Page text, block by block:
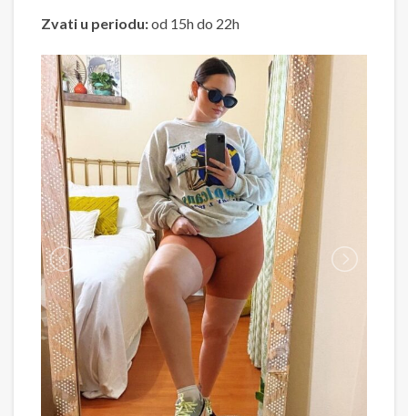
Zvati u periodu:od 15h do 22h